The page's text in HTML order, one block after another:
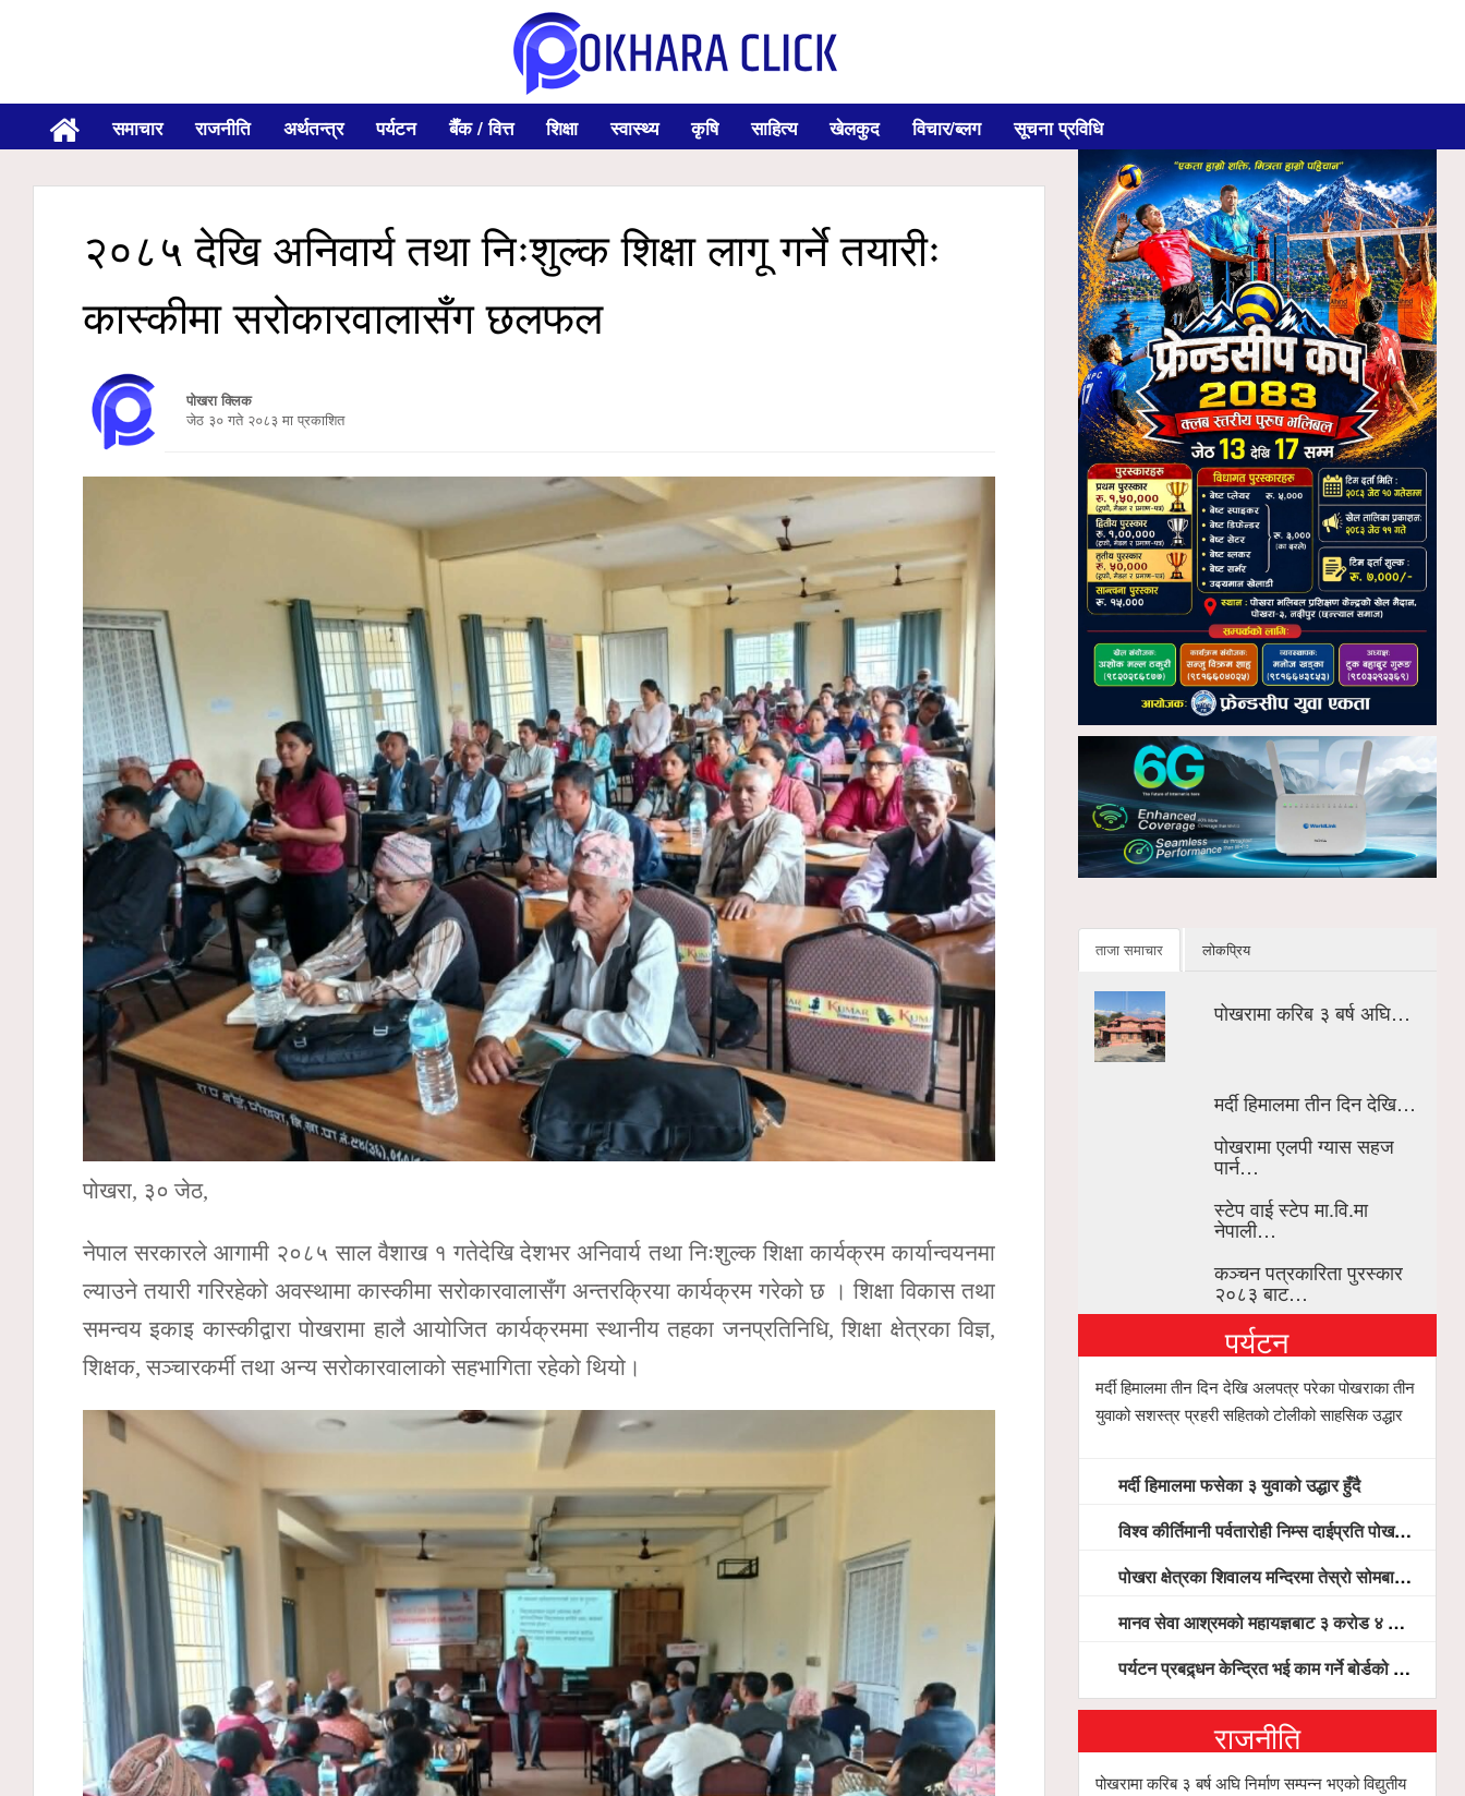
समाचार राजनीति अर्थतन्त्र पर्यटन बैँक / वित्त शिक्षा स्वास्थ्य कृषि साहित्य खेलकुद विचार/ब्लग सूचना प्रविधि
२०८५ देखि अनिवार्य तथा निःशुल्क शिक्षा लागू गर्ने तयारीः
कास्कीमा सरोकारवालासँग छलफल
पोखरा क्लिक
जेठ ३० गते २०८३ मा प्रकाशित
पोखरा, ३० जेठ,
नेपाल सरकारले आगामी २०८५ साल वैशाख १ गतेदेखि देशभर अनिवार्य तथा निःशुल्क शिक्षा कार्यक्रम कार्यान्वयनमा
ल्याउने तयारी गरिरहेको अवस्थामा कास्कीमा सरोकारवालासँग अन्तरक्रिया कार्यक्रम गरेको छ । शिक्षा विकास तथा
समन्वय इकाइ कास्कीद्वारा पोखरामा हालै आयोजित कार्यक्रममा स्थानीय तहका जनप्रतिनिधि, शिक्षा क्षेत्रका विज्ञ,
शिक्षक, सञ्चारकर्मी तथा अन्य सरोकारवालाको सहभागिता रहेको थियो।
ताजा समाचार लोकप्रिय
पोखरामा करिब ३ बर्ष अघि…
मर्दी हिमालमा तीन दिन देखि…
पोखरामा एलपी ग्यास सहज
पार्न…
स्टेप वाई स्टेप मा.वि.मा
नेपाली…
कञ्चन पत्रकारिता पुरस्कार
२०८३ बाट…
पर्यटन
मर्दी हिमालमा तीन दिन देखि अलपत्र परेका पोखराका तीन
युवाको सशस्त्र प्रहरी सहितको टोलीको साहसिक उद्धार
मर्दी हिमालमा फसेका ३ युवाको उद्धार हुँदै
विश्व कीर्तिमानी पर्वतारोही निम्स दाईप्रति पोखरामा श्रद्धाञ्जली, दीप प्रज्वलन गर्दै योगदानको प्रशंसा (भिडियो सहित)
पोखरा क्षेत्रका शिवालय मन्दिरमा तेस्रो सोमबार भक्तजनको बिहानैदेखि घुइँचो
मानव सेवा आश्रमको महायज्ञबाट ३ करोड ४ लाख ५९ हजार बचत, १ करोड ४४ लाख उठ्न बाँकी, विना संचार माध्यम तर प्रचार प्रसारमै भयो १९ लाख खर्च !
पर्यटन प्रबद्र्धन केन्द्रित भई काम गर्ने बोर्डको योजना छः सदस्य पोखरेल, चलिय पोखरालाई थप प्रभावकारी बनाउन होटल संघको माग
राजनीति
पोखरामा करिब ३ बर्ष अघि निर्माण सम्पन्न भएको विद्युतीय